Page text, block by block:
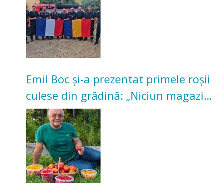
Emil Boc și-a prezentat primele roșii
culese din grădină: „Niciun magazin
nu poate oferi această satisfacție”